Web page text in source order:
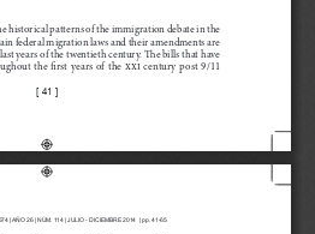
[ 41 ]
historical patterns of the immigration debate in the
federal migration laws and their amendments are
years of the twentieth century. The bills that have
the  first  years  of  the xxi
  century  post  9/11
| AÑO 26 | NÚM. 114 | JULIO - DICIEMBRE 2014
  | pp. 41-65